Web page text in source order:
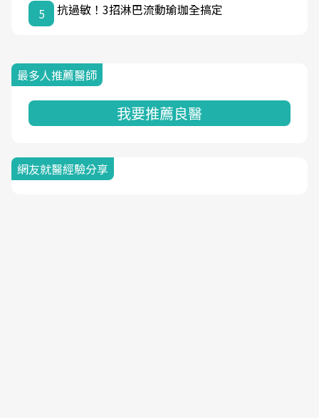
5 抗過敏！3招淋巴流動瑜珈全搞定
最多人推薦醫師
我要推薦良醫
網友就醫經驗分享